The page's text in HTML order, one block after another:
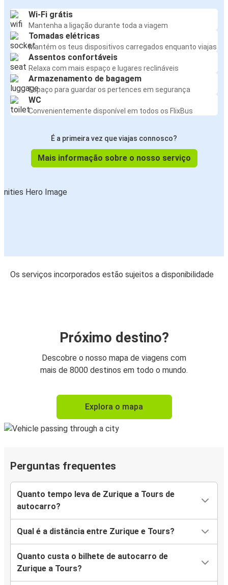
Wi-Fi grátis
Mantenha a ligação durante toda a viagem
Tomadas elétricas
Mantém os teus dispositivos carregados enquanto viajas
Assentos confortáveis
Relaxa com mais espaço e lugares reclináveis
Armazenamento de bagagem
Espaço para guardar os pertences em segurança
WC
Convenientemente disponível em todos os FlixBus
É a primeira vez que viajas connosco?
Mais informação sobre o nosso serviço
Os serviços incorporados estão sujeitos a disponibilidade
Próximo destino?
Descobre o nosso mapa de viagens com
mais de 8000 destinos em todo o mundo.
Explora o mapa
Perguntas frequentes
Quanto tempo leva de Zurique a Tours de
autocarro?
Qual é a distância entre Zurique e Tours?
Quanto custa o bilhete de autocarro de
Zurique a Tours?